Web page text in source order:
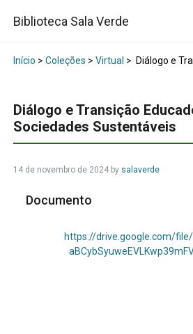
Biblioteca Sala Verde
Início > Coleções > Virtual > Diálogo e
Diálogo e Transição
Sociedades Sustentáveis
14 de novembro de 2024by salaverde
Documento
https://drive.google.com/